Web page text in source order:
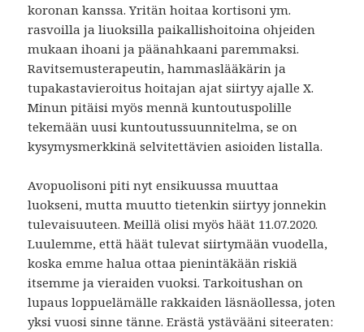
koronan kanssa. Yritän hoitaa kortisoni ym.
rasvoilla ja liuoksilla paikallishoitoina ohjeiden
mukaan ihoani ja päänahkaani paremmaksi.
Ravitsemusterapeutin, hammaslääkärin ja
tupakastavieroitus hoitajan ajat siirtyy ajalle X.
Minun pitäisi myös mennä kuntoutuspolille
tekemään uusi kuntoutussuunnitelma, se on
kysymysmerkkinä selvitettävien asioiden listalla.
Avopuolisoni piti nyt ensikuussa muuttaa
luokseni, mutta muutto tietenkin siirtyy jonnekin
tulevaisuuteen. Meillä olisi myös häät 11.07.2020.
Luulemme, että häät tulevat siirtymään vuodella,
koska emme halua ottaa pienintäkään riskiä
itsemme ja vieraiden vuoksi. Tarkoitushan on
lupaus loppuelämälle rakkaiden läsnäollessa, joten
yksi vuosi sinne tänne. Erästä ystävääni siteeraten: